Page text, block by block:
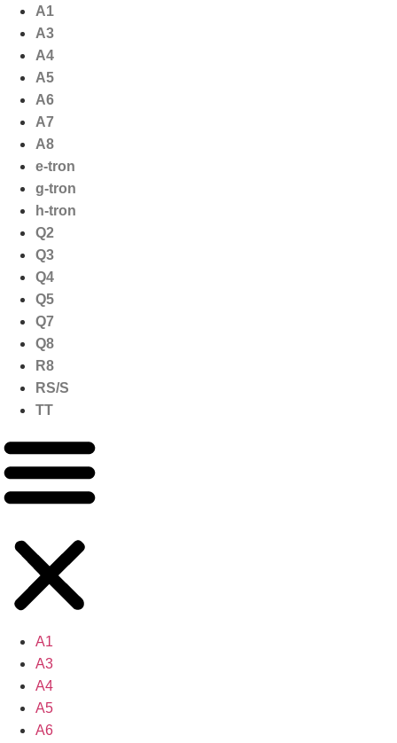
naar
inhoud
A1
A3
A4
A5
A6
A7
A8
e-tron
g-tron
h-tron
Q2
Q3
Q4
Q5
Q7
Q8
R8
RS/S
TT
A1
A3
A4
A5
A6